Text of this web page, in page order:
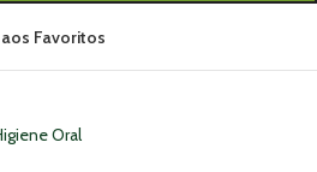
Favoritos
Oral